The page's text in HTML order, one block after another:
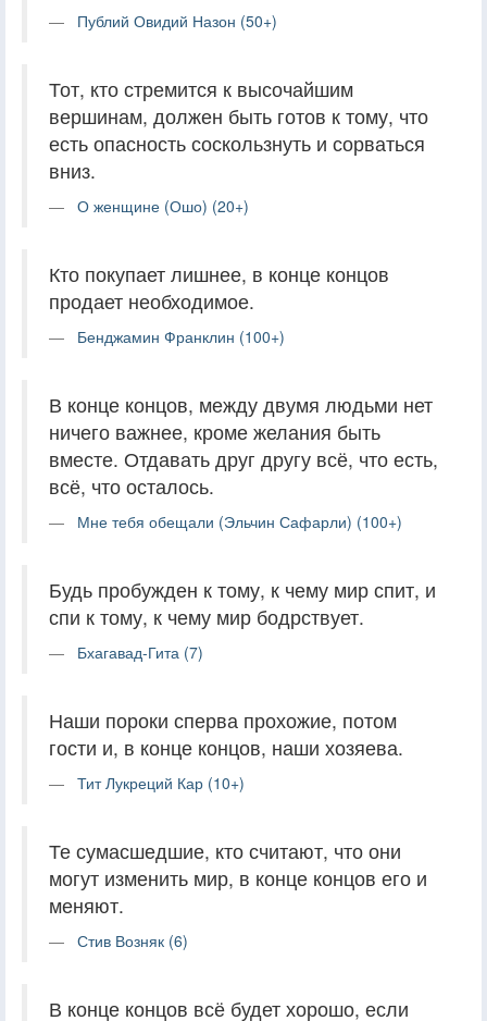
Публий Овидий Назон (50+)
Тот, кто стремится к высочайшим
вершинам, должен быть готов к тому, что
есть опасность соскользнуть и сорваться
вниз.
О женщине (Ошо) (20+)
Кто покупает лишнее, в конце концов
продает необходимое.
Бенджамин Франклин (100+)
В конце концов, между двумя людьми нет
ничего важнее, кроме желания быть
вместе. Отдавать друг другу всё, что есть,
всё, что осталось.
Мне тебя обещали (Эльчин Сафарли) (100+)
Будь пробужден к тому, к чему мир спит, и
спи к тому, к чему мир бодрствует.
Бхагавад-Гита (7)
Наши пороки сперва прохожие, потом
гости и, в конце концов, наши хозяева.
Тит Лукреций Кар (10+)
Те сумасшедшие, кто считают, что они
могут изменить мир, в конце концов его и
меняют.
Стив Возняк (6)
В конце концов всё будет хорошо, если